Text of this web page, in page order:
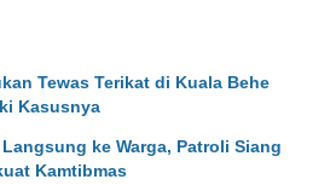
Tewas Terikat di Kuala Behe
Kasusnya
ke Warga, Patroli Siang
Kamtibmas